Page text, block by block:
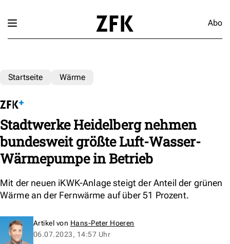
Abo
Startseite Wärme
Stadtwerke Heidelberg nehmen
bundesweit größte Luft-Wasser-
Wärmepumpe in Betrieb
Mit der neuen iKWK-Anlage steigt der Anteil der grünen
Wärme an der Fernwärme auf über 51 Prozent.
Artikel von Hans-Peter Hoeren
06.07.2023, 14:57 Uhr